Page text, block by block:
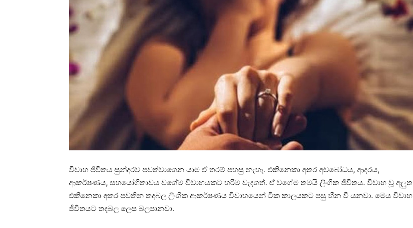
විවාහ ජීවිතය සුන්දරව පවත්වාගෙන යාම ඒ තරම් පහසු නැහැ. එකිනෙකා අතර අවබෝධය, ආදරය,
ආකර්ෂණය, සහයෝගීතාවය වගේම විවාහයකට හරිම වැදගත්. ඒ වගේම තමයි ලිංගික ජිවිතය. විවාහ වූ අලුත
එකිනෙකා අතර පවතින තදබල ලිංගික ආකර්ෂණය විවාහයෙන් ටික කාලයකට පසු හීන වී යනවා. මෙය විවාහ
ජීවිතයට තදබල ලෙස බලපානවා.